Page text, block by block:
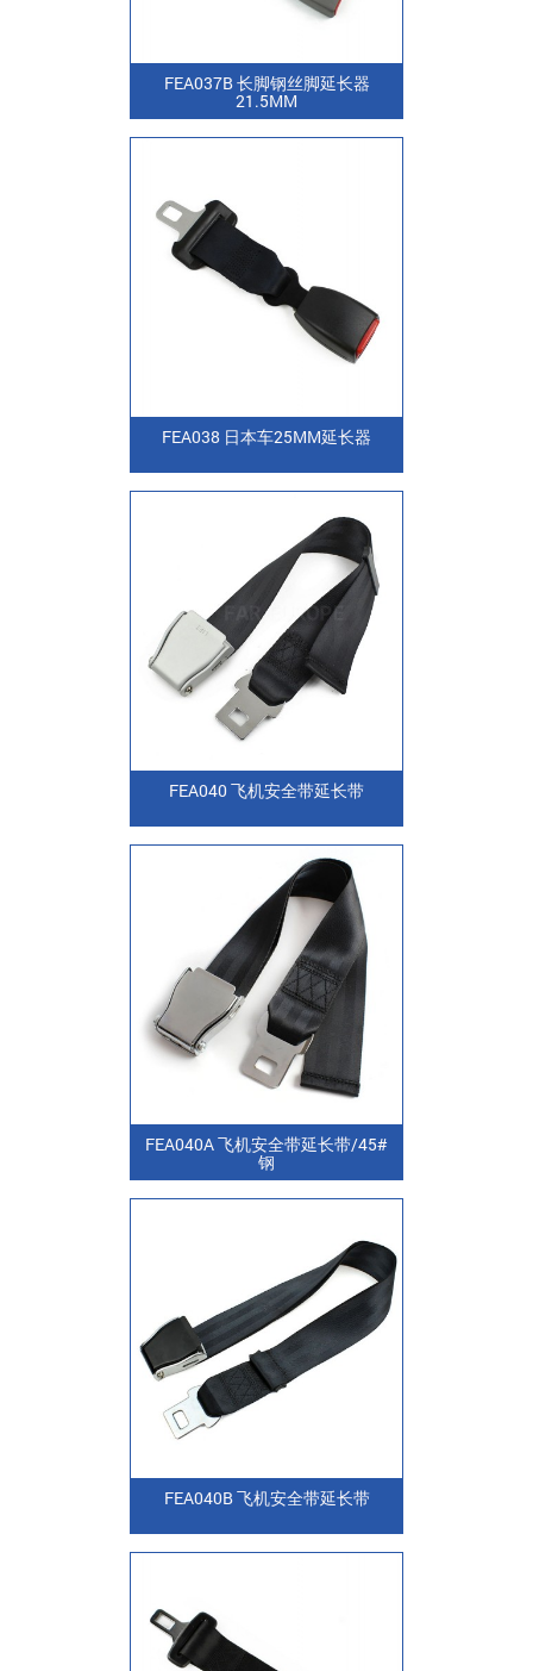
FEA037B 长脚钢丝脚延长器
21.5MM
FEA038 日本车25MM延长器
FEA040 飞机安全带延长带
FEA040A 飞机安全带延长带/45#
钢
FEA040B 飞机安全带延长带